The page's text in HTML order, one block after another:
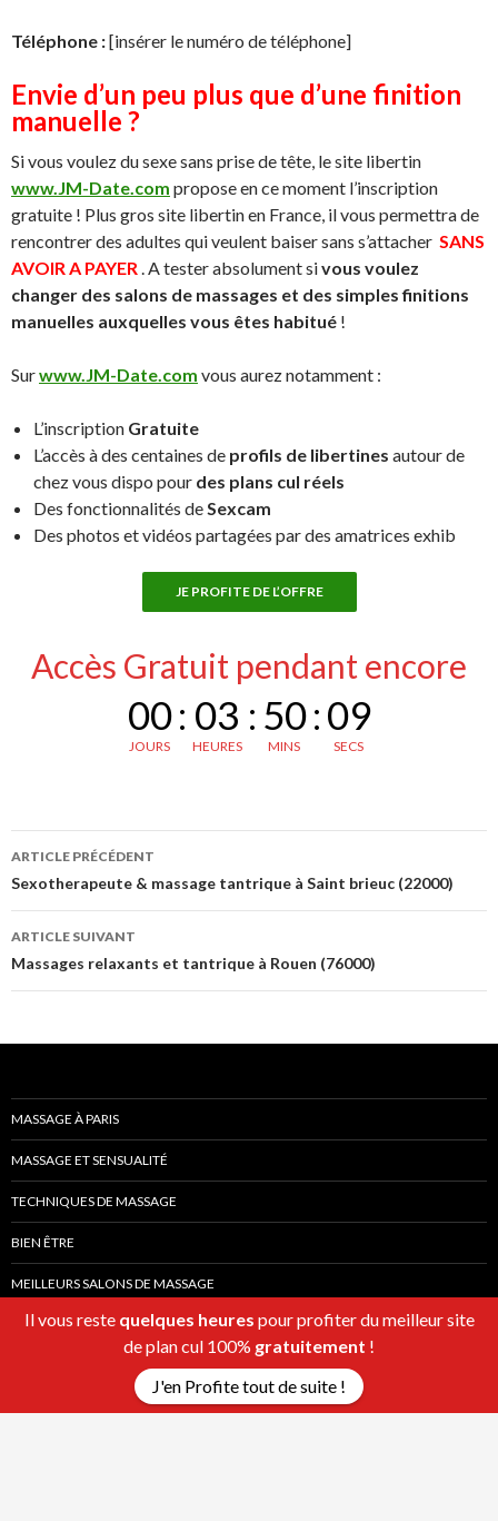
Téléphone :[insérer le numéro de téléphone]
Envie d’un peu plus que d’une finition
manuelle ?
Si vous voulez du sexe sans prise de tête, le site libertin
www.JM-Date.com propose en ce moment l’inscription
gratuite ! Plus gros site libertin en France, il vous permettra de
rencontrer des adultes qui veulent baiser sans s’attacher SANS
AVOIR A PAYER. A tester absolument sivous voulez
changer des salons de massages et des simples finitions
manuelles auxquelles vous êtes habitué !
Surwww.JM-Date.com vous aurez notamment :
L’inscription Gratuite
L’accès à des centaines de profils de libertines autour de
chez vous dispo pour des plans cul réels
Des fonctionnalités deSexcam
Des photos et vidéos partagées par des amatrices exhib
JE PROFITE DE L’OFFRE
Accès Gratuit pendant encore
00
JOURS
: 03
HEURES
: 50
MINS
:08
SECS
Navigation
des
articles
ARTICLE PRÉCÉDENT
Sexotherapeute & massage tantrique à Saint brieuc (22000)
ARTICLE SUIVANT
Massages relaxants et tantrique à Rouen (76000)
MASSAGE À PARIS
MASSAGE ET SENSUALITÉ
TECHNIQUES DE MASSAGE
BIEN ÊTRE
MEILLEURS SALONS DE MASSAGE
Fièrement propulsé par WordPress
Il vous reste quelques heures pour profiter du meilleur site
de plan cul 100% gratuitement !
J'en Profite tout de suite !